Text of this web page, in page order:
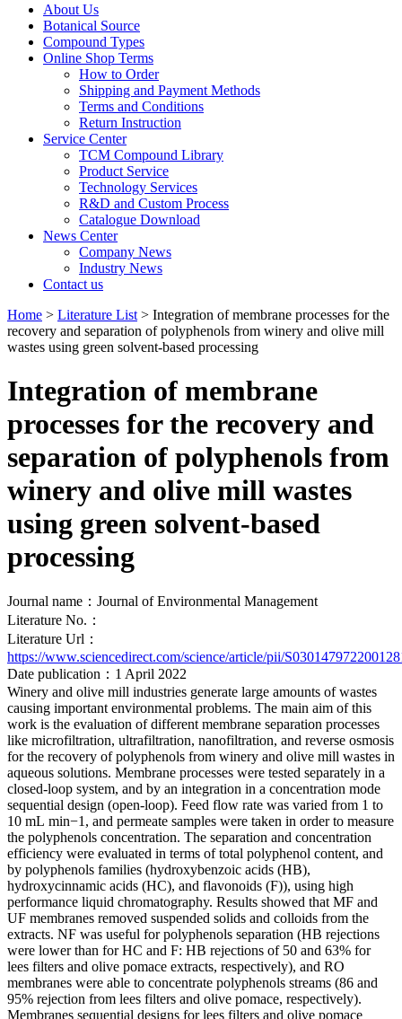
About Us
Botanical Source
Compound Types
Online Shop Terms
How to Order
Shipping and Payment Methods
Terms and Conditions
Return Instruction
Service Center
TCM Compound Library
Product Service
Technology Services
R&D and Custom Process
Catalogue Download
News Center
Company News
Industry News
Contact us
Home > Literature List > Integration of membrane processes for the
recovery and separation of polyphenols from winery and olive mill
wastes using green solvent-based processing
Integration of membrane
processes for the recovery and
separation of polyphenols from
winery and olive mill wastes
using green solvent-based
processing
Journal name：Journal of Environmental Management
Literature No.：
Literature Url：
https://www.sciencedirect.com/science/article/pii/
Date publication：1 April 2022
Winery and olive mill industries generate large amounts of wastes
causing important environmental problems. The main aim of this
work is the evaluation of different membrane separation processes
like microfiltration, ultrafiltration, nanofiltration, and reverse osmosis
for the recovery of polyphenols from winery and olive mill wastes in
aqueous solutions. Membrane processes were tested separately in a
closed-loop system, and by an integration in a concentration mode
sequential design (open-loop). Feed flow rate was varied from 1 to
10 mL min−1, and permeate samples were taken in order to measure
the polyphenols concentration. The separation and concentration
efficiency were evaluated in terms of total polyphenol content, and
by polyphenols families (hydroxybenzoic acids (HB),
hydroxycinnamic acids (HC), and flavonoids (F)), using high
performance liquid chromatography. Results showed that MF and
UF membranes removed suspended solids and colloids from the
extracts. NF was useful for polyphenols separation (HB rejections
were lower than for HC and F: HB rejections of 50 and 63% for
lees filters and olive pomace extracts, respectively), and RO
membranes were able to concentrate polyphenols streams (86 and
95% rejection from lees filters and olive pomace, respectively).
Membranes sequential designs for lees filters and olive pomace